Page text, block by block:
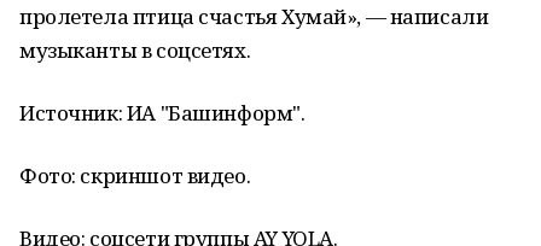
пролетела птица счастья Хумай», — написали
музыканты в соцсетях.
Источник: ИА "Башинформ".
Фото: скриншот видео.
Видео: соцсети группы AY YOLA.